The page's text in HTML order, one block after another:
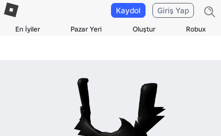
En İyiler Pazar Yeri Oluştur Robux
Kaydol Giriş Yap